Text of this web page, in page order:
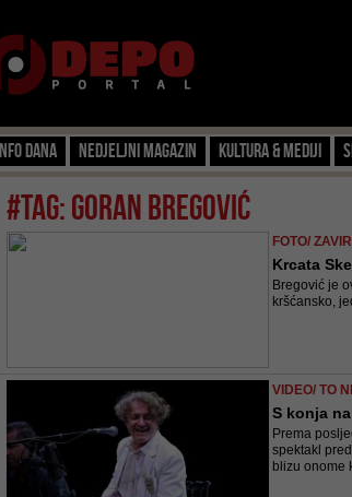
Info dana Nedjeljni magazin Kultura & Mediji
#tag: Goran Bregović
FOTO/
Krcata
Bregović je
kršćansko,
VIDEO/ TO
S konja
Prema
spektakl
blizu onome